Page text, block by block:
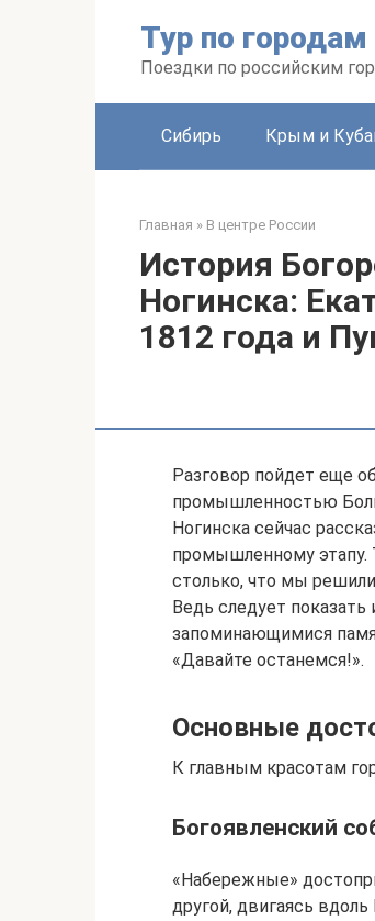
Тур по городам
Поездки по российским
Сибирь Крым и
Главная » В центре России
История
Ногинска:
1812 года и
Разговор пойдет еще
промышленностью
Ногинска сейчас
промышленному этапу.
столько, что мы
Ведь следует
запоминающимися
«Давайте останемся!».
Основные
К главным красотам
Богоявленский
«Набережные»
другой, двигаясь